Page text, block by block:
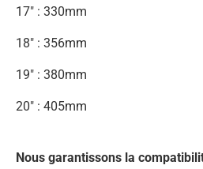
17" : 330mm
18" : 356mm
19" : 380mm
20" : 405mm
Nous garantissons la